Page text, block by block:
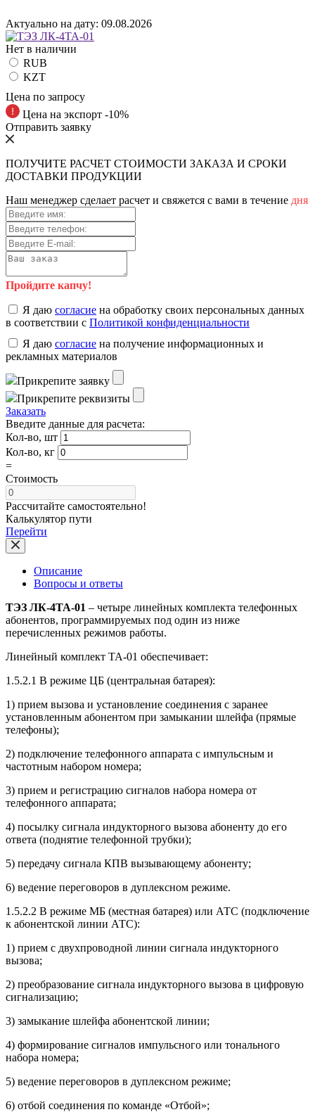
Актуально на дату: 09.08.2026
Нет в наличии
RUB
KZT
Цена по запросу
Цена на экспорт -10%
Отправить заявку
ПОЛУЧИТЕ РАСЧЕТ СТОИМОСТИ ЗАКАЗА И СРОКИ
ДОСТАВКИ ПРОДУКЦИИ
Наш менеджер сделает расчет и свяжется с вами в течение дня
Пройдите капчу!
Я даю согласие на обработку своих персональных данных
в соответствии с Политикой конфиденциальности
Я даю согласие на получение информационных и
рекламных материалов
Прикрепите заявку
Прикрепите реквизиты
Заказать
Введите данные для расчета:
Кол-во, шт
Кол-во, кг
=
Стоимость
Рассчитайте самостоятельно!
Калькулятор пути
Перейти
Описание
Вопросы и ответы
ТЭЗ ЛК-4ТА-01 – четыре линейных комплекта телефонных
абонентов, программируемых под один из ниже
перечисленных режимов работы.
Линейный комплект ТА-01 обеспечивает:
1.5.2.1 В режиме ЦБ (центральная батарея):
1) прием вызова и установление соединения с заранее
установленным абонентом при замыкании шлейфа (прямые
телефоны);
2) подключение телефонного аппарата с импульсным и
частотным набором номера;
3) прием и регистрацию сигналов набора номера от
телефонного аппарата;
4) посылку сигнала индукторного вызова абоненту до его
ответа (поднятие телефонной трубки);
5) передачу сигнала КПВ вызывающему абоненту;
6) ведение переговоров в дуплексном режиме.
1.5.2.2 В режиме МБ (местная батарея) или АТС (подключение
к абонентской линии АТС):
1) прием с двухпроводной линии сигнала индукторного
вызова;
2) преобразование сигнала индукторного вызова в цифровую
сигнализацию;
3) замыкание шлейфа абонентской линии;
4) формирование сигналов импульсного или тонального
набора номера;
5) ведение переговоров в дуплексном режиме;
6) отбой соединения по команде «Отбой»;